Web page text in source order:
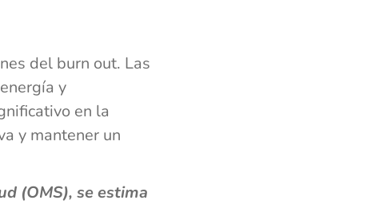
del burn out. Las
y
en la
y mantener un
(OMS), se estima